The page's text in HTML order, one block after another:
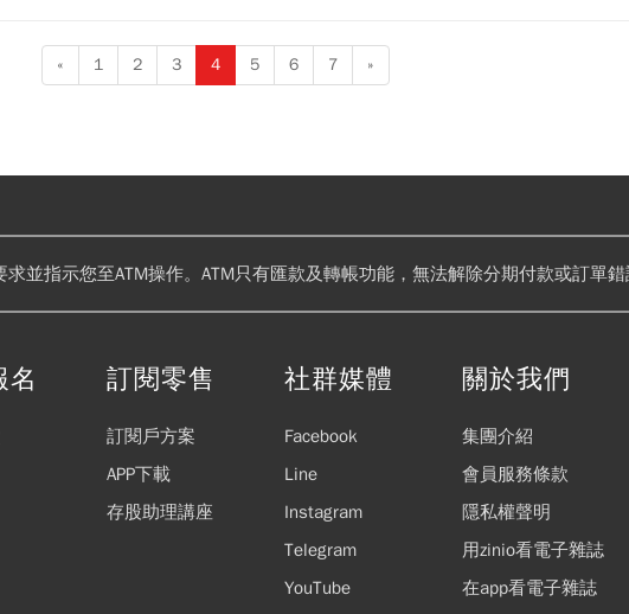
« 1 2 3 4 5 6 7 »
求並指示您至ATM操作。ATM只有匯款及轉帳功能，無法解除分期付款或訂單
名 訂閱零售
訂閱戶方案
APP下載
存股助理講座
社群媒體
Facebook
Line
Instagram
Telegram
YouTube
關於我們
集團介紹
會員服務條款
隱私權聲明
用zinio看電子雜誌
在app看電子雜誌